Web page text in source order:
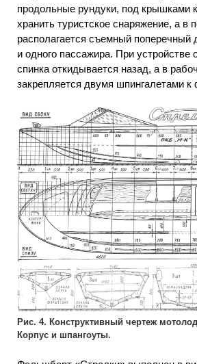
продольные рундуки, под крышками
хранить туристское снаряжение, а в
располагается съемный поперечный
и одного пассажира. При устройстве
спинка откидывается назад, а в
закрепляется двумя шпингалетами
Рис. 4. Конструктивный чертеж
Корпус и шпангоуты.